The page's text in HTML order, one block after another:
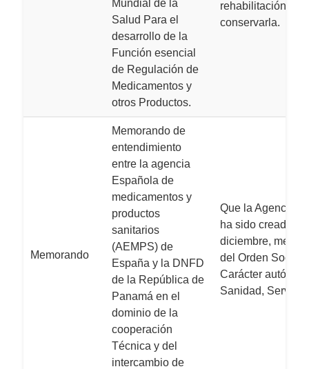
Mundial de la
Salud Para el
desarrollo de la
Función esencial
de Regulación de
Medicamentos y
otros Productos.
rehabilitación de
conservarla.
Memorando
Memorando de
entendimiento
entre la agencia
Española de
medicamentos y
productos
sanitarios
(AEMPS) de
España y la DNFD
de la República de
Panamá en el
dominio de la
cooperación
Técnica y del
intercambio de
Que la Agencia
ha sido creada
diciembre,
del Orden Social,
Carácter
Sanidad,